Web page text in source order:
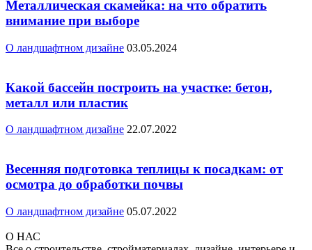
Металлическая скамейка: на что обратить
внимание при выборе
О ландшафтном дизайне 03.05.2024
Какой бассейн построить на участке: бетон,
металл или пластик
О ландшафтном дизайне 22.07.2022
Весенняя подготовка теплицы к посадкам: от
осмотра до обработки почвы
О ландшафтном дизайне 05.07.2022
О НАС